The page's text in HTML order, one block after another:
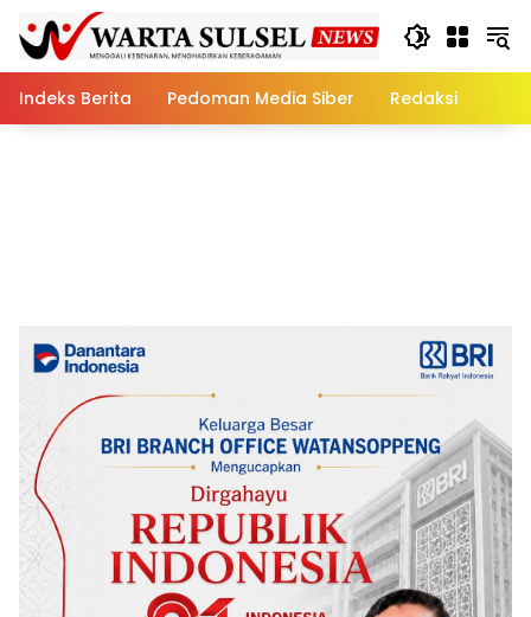
content
Indeks Berita
Pedoman Media Siber Redaksi